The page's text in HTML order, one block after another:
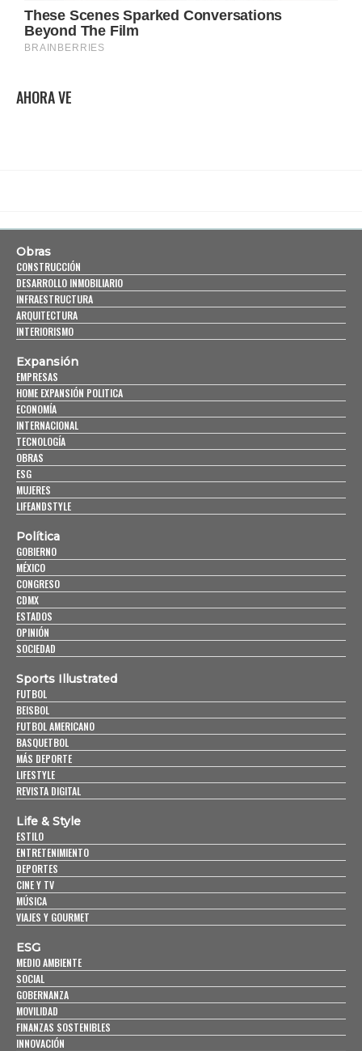
AHORA VE
Obras
CONSTRUCCIÓN
DESARROLLO INMOBILIARIO
INFRAESTRUCTURA
ARQUITECTURA
INTERIORISMO
Expansión
EMPRESAS
HOME EXPANSIÓN POLITICA
ECONOMÍA
INTERNACIONAL
TECNOLOGÍA
OBRAS
ESG
MUJERES
LIFEANDSTYLE
Política
GOBIERNO
MÉXICO
CONGRESO
CDMX
ESTADOS
OPINIÓN
SOCIEDAD
Sports Illustrated
FUTBOL
BEISBOL
FUTBOL AMERICANO
BASQUETBOL
MÁS DEPORTE
LIFESTYLE
REVISTA DIGITAL
Life & Style
ESTILO
ENTRETENIMIENTO
DEPORTES
CINE Y TV
MÚSICA
VIAJES Y GOURMET
ESG
MEDIO AMBIENTE
SOCIAL
GOBERNANZA
MOVILIDAD
FINANZAS SOSTENIBLES
INNOVACIÓN